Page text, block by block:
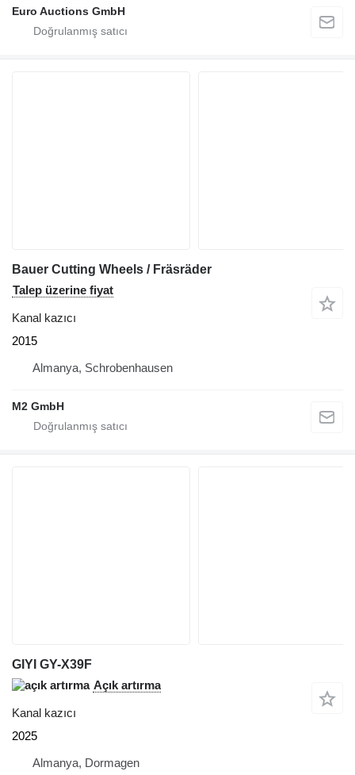
Euro Auctions GmbH
Bauer Cutting Wheels / Fräsräder
Talep üzerine fiyat
Kanal kazıcı
2015
Almanya, Schrobenhausen
M2 GmbH
GIYI GY-X39F
Açık artırma
Kanal kazıcı
2025
Almanya, Dormagen